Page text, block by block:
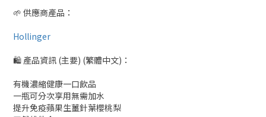
🌱 供應商產品：
Hollinger
🛍 產品資訊 (主要) (繁體中文)：
有機濃縮健康一口飲品
一瓶可分次享用無需加水
提升免疫蘋果生薑針葉櫻桃梨